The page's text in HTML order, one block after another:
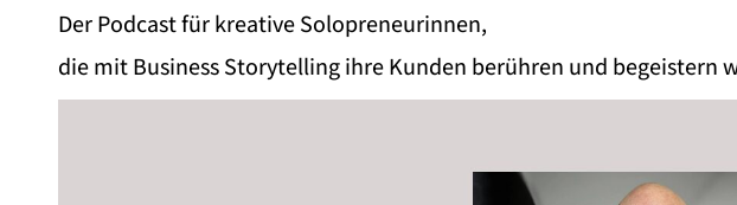
Der Podcast für kreative Solopreneurinnen,
die mit Business Storytelling ihre Kunden berühren und begeistern